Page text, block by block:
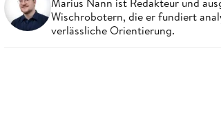
Wischrobotern, die er fundiert
verlässliche Orientierung.